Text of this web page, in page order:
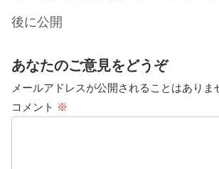
後に公開
あなたのご意見をどうぞ
メールアドレスが公開されることはありま
コメント ※